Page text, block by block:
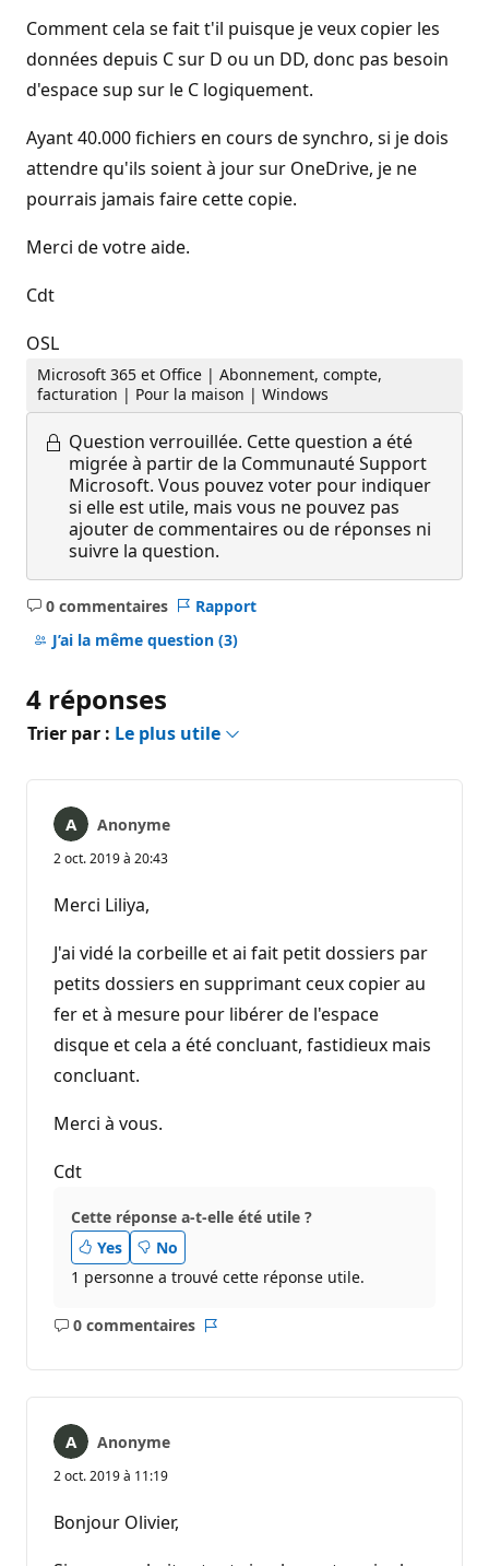
Comment cela se fait t'il puisque je veux copier les
données depuis C sur D ou un DD, donc pas besoin
d'espace sup sur le C logiquement.
Ayant 40.000 fichiers en cours de synchro, si je dois
attendre qu'ils soient à jour sur OneDrive, je ne
pourrais jamais faire cette copie.
Merci de votre aide.
Cdt
OSL
Microsoft 365 et Office | Abonnement, compte,
facturation | Pour la maison | Windows
Question verrouillée. Cette question a été
migrée à partir de la Communauté Support
Microsoft. Vous pouvez voter pour indiquer
si elle est utile, mais vous ne pouvez pas
ajouter de commentaires ou de réponses ni
suivre la question.
0 commentaires
Aucun
commentaire
Rapport
J’ai la même question (3)
4 réponses
Trier par : Le plus utile
Anonyme
2 oct. 2019 à 20:43
Merci Liliya,
J'ai vidé la corbeille et ai fait petit dossiers par
petits dossiers en supprimant ceux copier au
fer et à mesure pour libérer de l'espace
disque et cela a été concluant, fastidieux mais
concluant.
Merci à vous.
Cdt
Cette réponse a-t-elle été utile ?
Yes
No
1 personne a trouvé cette réponse utile.
0 commentaires
Aucun
Anonyme
2 oct. 2019 à 11:19
Bonjour Olivier,